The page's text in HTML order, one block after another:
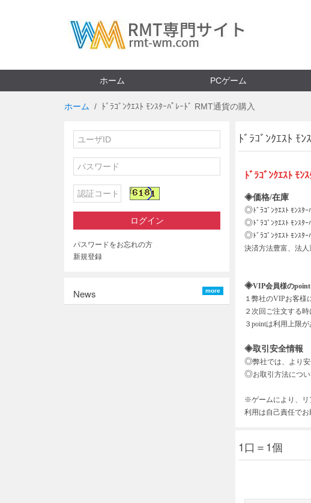
ホーム PCゲーム
ホーム ﾄﾞﾗｺﾞﾝｸｴｽﾄ ﾓﾝｽﾀｰﾊﾟﾚｰﾄﾞ RMT通貨の購入
ログイン
パスワードをお忘れの方
新規登録
more
News
ﾄﾞﾗｺﾞﾝｸｴｽﾄ
ﾄﾞﾗｺﾞﾝｸｴｽﾄ ﾓﾝｽ
◈価格/在庫
◎ﾄﾞﾗｺﾞﾝｸｴｽﾄ ﾓﾝｽﾀｰ
◎ﾄﾞﾗｺﾞﾝｸｴｽﾄ ﾓﾝｽﾀｰ
◎ﾄﾞﾗｺﾞﾝｸｴｽﾄ ﾓﾝｽﾀｰ
決済方法豊富、法人
◈VIP会員様の
１弊社のVIPお客様
２次回ご注文する時
３ pointは利用上限
◈取引安全情報
◎弊社では、より
◎お取引方法につ
※ゲームにより、リ
利用は自己責任でお
1口＝1個